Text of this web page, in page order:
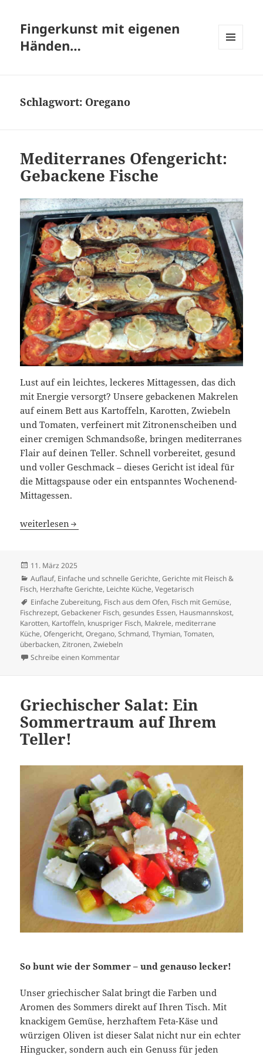
Fingerkunst mit eigenen
Händen…
Schlagwort: Oregano
Mediterranes Ofengericht:
Gebackene Fische
Lust auf ein leichtes, leckeres Mittagessen, das dich
mit Energie versorgt? Unsere gebackenen Makrelen
auf einem Bett aus Kartoffeln, Karotten, Zwiebeln
und Tomaten, verfeinert mit Zitronenscheiben und
einer cremigen Schmandsoße, bringen mediterranes
Flair auf deinen Teller. Schnell vorbereitet, gesund
und voller Geschmack – dieses Gericht ist ideal für
die Mittagspause oder ein entspanntes Wochenend-
Mittagessen.
Mediterranes Ofengericht: Gebackene Fische
weiterlesen
Veröffentlicht
am
11. März 2025
Kategorien
Auflauf, Einfache und schnelle Gerichte,Gerichte mit Fleisch &
Fisch, Herzhafte Gerichte, Leichte Küche,Vegetarisch
Schlagwörter
Einfache Zubereitung, Fisch aus dem Ofen, Fisch mit Gemüse,
Fischrezept,Gebackener Fisch,gesundes Essen, Hausmannskost,
Karotten, Kartoffeln, knuspriger Fisch, Makrele, mediterrane
Küche,Ofengericht,Oregano,Schmand,Thymian,Tomaten,
überbacken,Zitronen,Zwiebeln
Schreibe einen Kommentarzu Mediterranes Ofengericht: Gebackene
Griechischer Salat: Ein
Sommertraum auf Ihrem
Teller!
So bunt wie der Sommer – und genauso lecker!
Unser griechischer Salat bringt die Farben und
Aromen des Sommers direkt auf Ihren Tisch. Mit
knackigem Gemüse, herzhaftem Feta-Käse und
würzigen Oliven ist dieser Salat nicht nur ein echter
Hingucker, sondern auch ein Genuss für jeden